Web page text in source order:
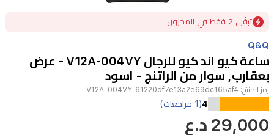
1
تبقًى 2 فقط في المخزون
Q&Q
ساعة كيو اند كيو للرجال V12A-004VY - عرض
بعقارب, سوار من الراتنج - اسود
رمز المنتج: V12A-004VY-61220df7e13a2e69dc165af4
ساعة
رجالية
4(1 مراجعات)
29,000 د.ع